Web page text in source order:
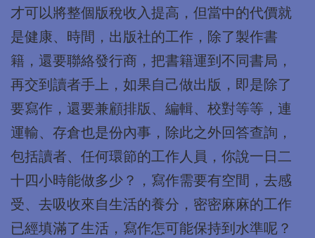
才可以將整個版稅收入提高，但當中的代價就
是健康、時間，出版社的工作，除了製作書
籍，還要聯絡發行商，把書籍運到不同書局，
再交到讀者手上，如果自己做出版，即是除了
要寫作，還要兼顧排版、編輯、校對等等，連
運輸、存倉也是份內事，除此之外回答查詢，
包括讀者、任何環節的工作人員，你說一日二
十四小時能做多少？，寫作需要有空間，去感
受、去吸收來自生活的養分，密密麻麻的工作
已經填滿了生活，寫作怎可能保持到水準呢？